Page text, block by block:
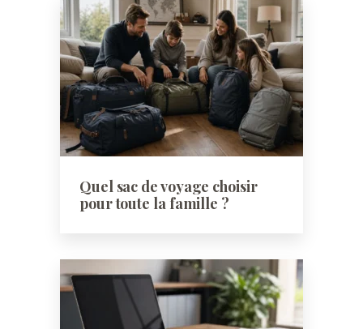
Quel sac de voyage choisir
pour toute la famille ?